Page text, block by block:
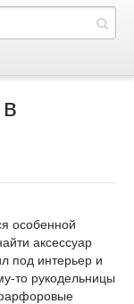
особенной
аксессуар
под интерьер и
то рукодельницы